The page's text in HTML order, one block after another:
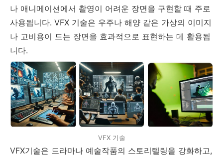
나 애니메이션에서 촬영이 어려운 장면을 구현할 때 주로
사용됩니다. VFX 기술은 우주나 해양 같은 가상의 이미지
나 고비용이 드는 장면을 효과적으로 표현하는 데 활용됩
니다.
VFX 기술
VFX기술은 드라마나 예술작품의 스토리텔링을 강화하고,